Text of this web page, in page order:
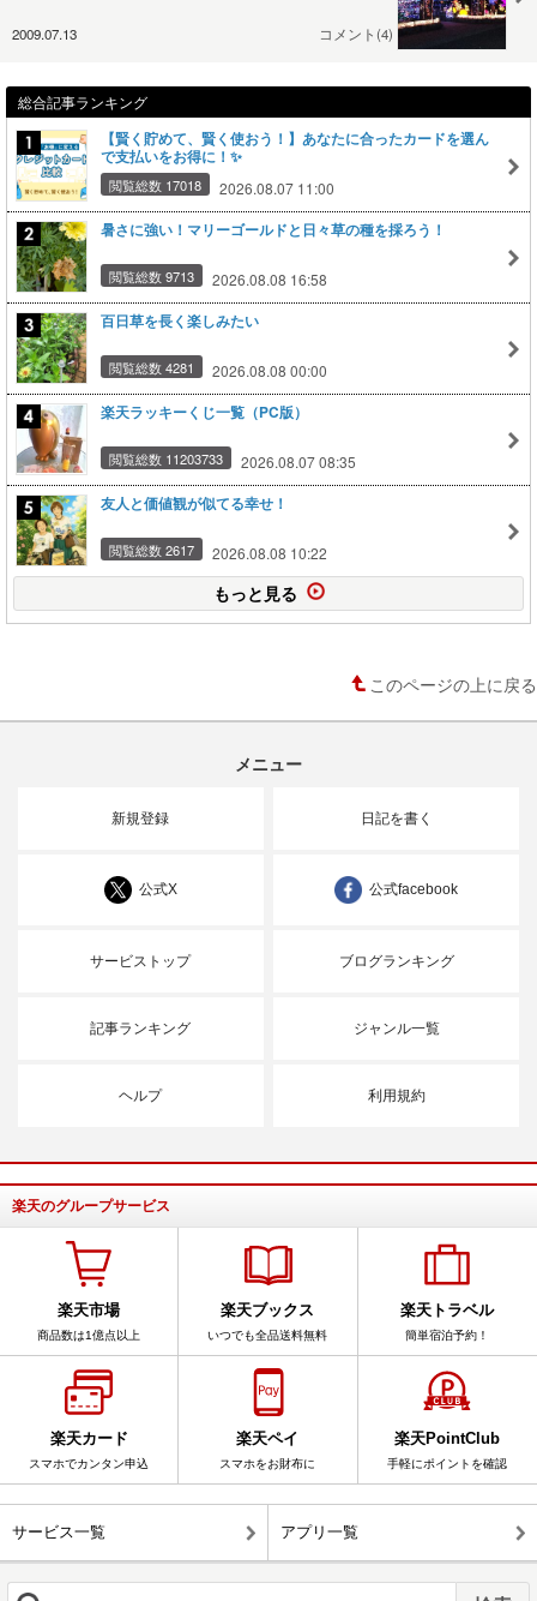
2009.07.13 コメント(4)
総合記事ランキング
【賢く貯めて、賢く使おう！】あなたに合ったカードを選ん
で支払いをお得に！✨
閲覧総数 17018 2026.08.07 11:00
暑さに強い！マリーゴールドと日々草の種を採ろう！
閲覧総数 9713 2026.08.08 16:58
百日草を長く楽しみたい
閲覧総数 4281 2026.08.08 00:00
楽天ラッキーくじ一覧（PC版）
閲覧総数 11203733 2026.08.07 08:35
友人と価値観が似てる幸せ！
閲覧総数 2617 2026.08.08 10:22
もっと見る
このページの上に戻る
メニュー
新規登録 日記を書く
公式X 公式facebook
サービストップ ブログランキング
記事ランキング ジャンル一覧
ヘルプ 利用規約
楽天のグループサービス
楽天市場
商品数は1億点以上
楽天ブックス
いつでも全品送料無料
楽天トラベル
簡単宿泊予約！
楽天カード
スマホでカンタン申込
楽天ペイ
スマホをお財布に
楽天PointClub
手軽にポイントを確認
サービス一覧 アプリ一覧